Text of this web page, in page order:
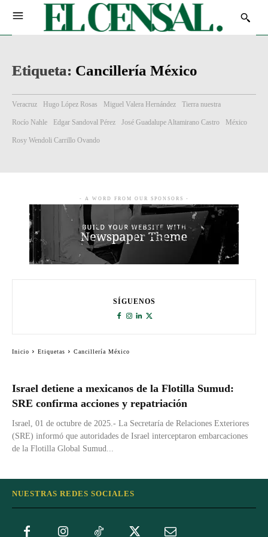
Etiqueta: Cancillería México
Veracruz Hugo López Rosas Miguel Valera Hernández Tierra nuestra
Rocío Nahle Edgar Sandoval Pérez José Guadalupe Altamirano Castro México
Rosy Wendoli Carrillo Ovando
Israel detiene a mexicanos de la Flotilla Sumud:
SRE confirma acciones y repatriación
Israel, 01 de octubre de 2025.- La Secretaría de Relaciones Exteriores
(SRE) informó que autoridades de Israel interceptaron embarcaciones
de la Flotilla Global Sumud...
- A WORD FROM OUR SPONSORS -
SÍGUENOS
Inicio Etiquetas Cancillería México
NUESTRAS REDES SOCIALES